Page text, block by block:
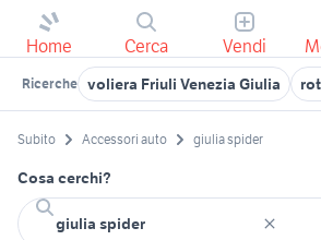
Home Cerca Vendi
Ricerche voliera Friuli Venezia Giulia
Subito Accessori auto giulia spider
Cosa cerchi?